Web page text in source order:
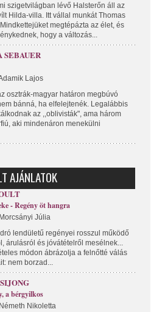
szigetvilágban lévő Halsterőn áll az
Hilda-villa. Itt vállal munkát Thomas
megtépázta az élet, és
hogy a változás...
SEBAUER
Lajos
osztrák-magyar határon megbúvó
bánná, ha elfelejtenék. Legalábbis
az ,,oblivisták", ama három
aki mindenáron menekülni
AJÁNLATOK
- Regény öt hangra
Júlia
lendületű regényei rosszul működő
árulásról és jóvátételről mesélnek...
módon ábrázolja a felnőtté válás
nem borzad...
a bérgyilkos
Nikoletta